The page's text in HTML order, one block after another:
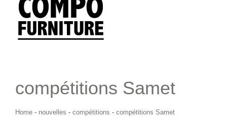
compétitions Samet
Home - nouvelles - compétitions - compétitions Samet